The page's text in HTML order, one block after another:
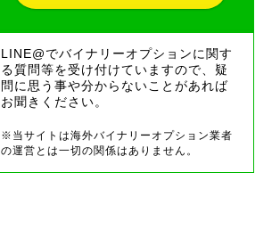
LINE@でバイナリーオプションに関す
る質問等を受け付けていますので、疑
問に思う事や分からないことがあれば
お聞きください。
※当サイトは海外バイナリーオプション業者
の運営とは一切の関係はありません。